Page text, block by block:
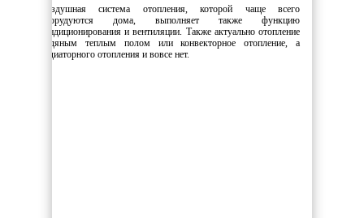
Воздушная система отопления, которой чаще всего
оборудуются дома, выполняет также функцию
кондиционирования и вентиляции. Также актуально отопление
водяным теплым полом или конвекторное отопление, а
радиаторного отопления и вовсе нет.